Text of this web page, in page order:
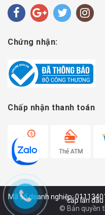
Chứng nhận:
Chấp nhận thanh toán
Mã số doanh nghiệp:cấp lần
© Bản quyền